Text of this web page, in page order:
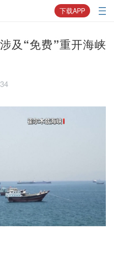
下载APP
及“免费”重开海峡